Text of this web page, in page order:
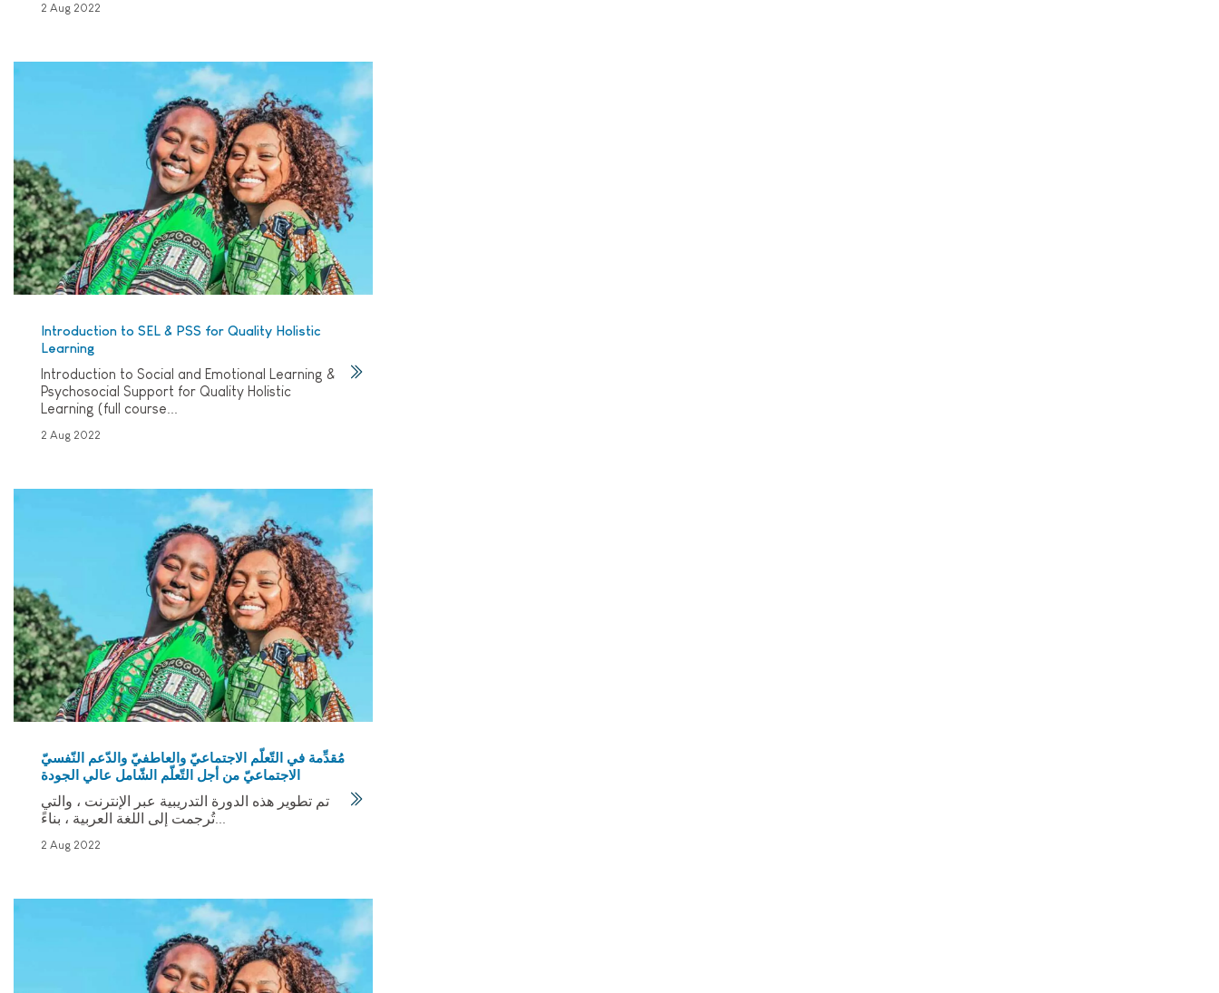
2 Aug 2022
Introduction to SEL & PSS for Quality Holistic
Learning
Introduction to Social and Emotional Learning &
Psychosocial Support for Quality Holistic
Learning (full course...
2 Aug 2022
مُقدِّمة في التّعلّم الاجتماعيّ والعاطفيّ والدّعم النّفسيّ
الاجتماعيّ من أجل التّعلّم الشّامل عالي الجودة
تم تطوير هذه الدورة التدريبية عبر الإنترنت ، والتي
تُرجمت إلى اللغة العربية ، بناءً...
2 Aug 2022